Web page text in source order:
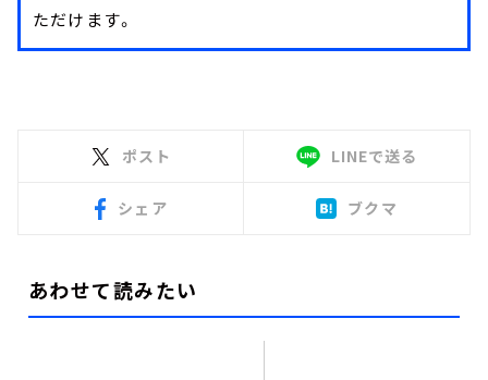
ただけます。
ポスト LINEで送る
シェア ブクマ
あわせて読みたい